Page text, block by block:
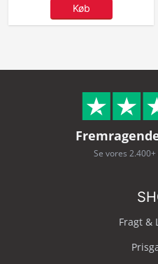
Køb
Se vores
Fragt &